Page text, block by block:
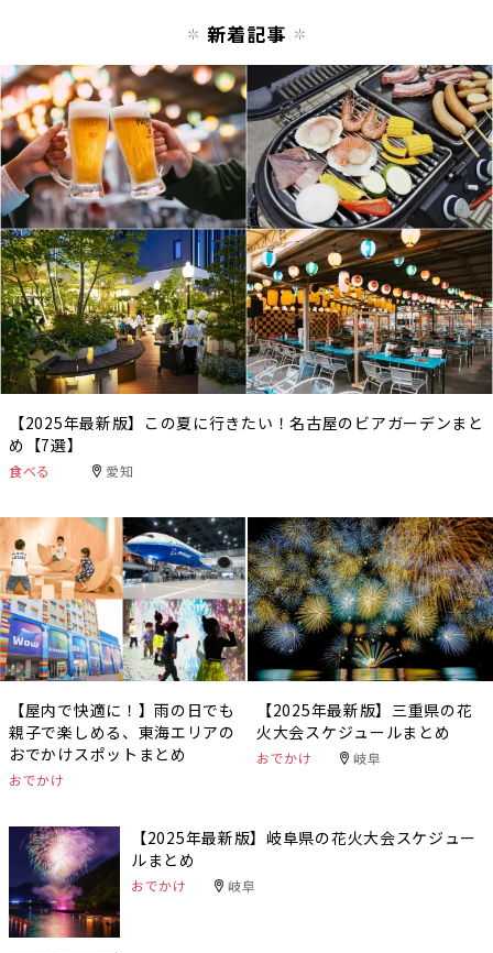
新着記事
【2025年最新版】この夏に行きたい！名古屋のビアガーデンまと
め【7選】
食べる 愛知
【屋内で快適に！】雨の日でも
親子で楽しめる、東海エリアの
おでかけスポットまとめ
おでかけ
【2025年最新版】三重県の花
火大会スケジュールまとめ
おでかけ 岐阜
【2025年最新版】岐阜県の花火大会スケジュー
ルまとめ
おでかけ 岐阜